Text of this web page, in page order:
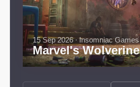
Marvel's Wolverine
15 Sep 2026 ∙ Insomniac Games